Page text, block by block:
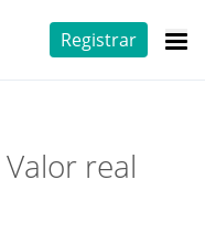
Registrar
Valor real